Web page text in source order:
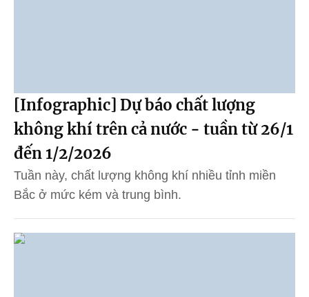
[Infographic] Dự báo chất lượng
không khí trên cả nước - tuần từ 26/1
đến 1/2/2026
Tuần này, chất lượng không khí nhiều tỉnh miền
Bắc ở mức kém và trung bình.